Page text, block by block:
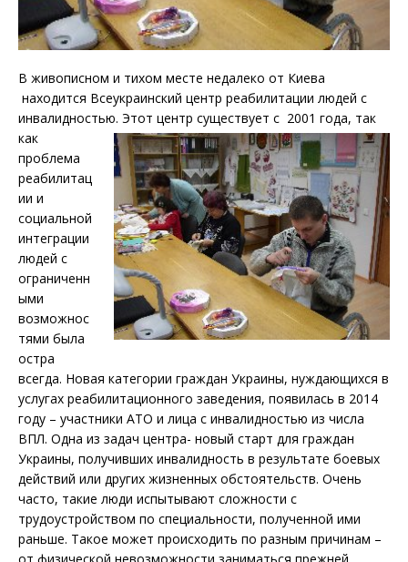
В живописном и тихом месте недалеко от Киева
находится Всеукраинский центр реабилитации людей с
инвалидностью. Этот центр существует с 2001 года, так
как
проблема
реабилитац
ии и
социальной
интеграции
людей с
ограниченн
ыми
возможнос
тями была
остра
всегда. Новая категории граждан Украины, нуждающихся в
услугах реабилитационного заведения, появилась в 2014
году – участники АТО и лица с инвалидностью из числа
ВПЛ. Одна из задач центра- новый старт для граждан
Украины, получивших инвалидность в результате боевых
действий или других жизненных обстоятельств. Очень
часто, такие люди испытывают сложности с
трудоустройством по специальности, полученной ими
раньше. Такое может происходить по разным причинам –